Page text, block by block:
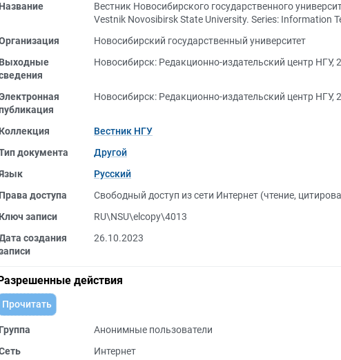
Название
Вестник Новосибирского государственного
Vestnik Novosibirsk State University. Series:
Новосибирский государственный университет
Выходные
Новосибирск: Редакционно-издательский центр НГУ,
Новосибирск: Редакционно-издательский центр НГУ,
Коллекция
Вестник НГУ
документа
Другой
Русский
Права доступа
Свободный доступ из сети Интернет (чтение,
Ключ записи
RU\NSU\elcopy\4013
создания
26.10.2023
действия
Прочитать
Группа
Анонимные пользователи
Интернет